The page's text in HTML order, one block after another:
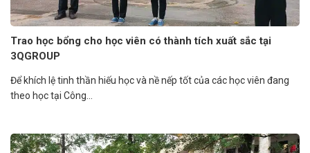
Trao học bổng cho học viên có thành tích xuất sắc tại
3QGROUP
Để khích lệ tinh thần hiếu học và nề nếp tốt của các học viên đang
theo học tại Công...